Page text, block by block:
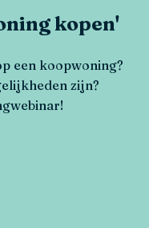
kopen'
een koopwoning?
zijn?